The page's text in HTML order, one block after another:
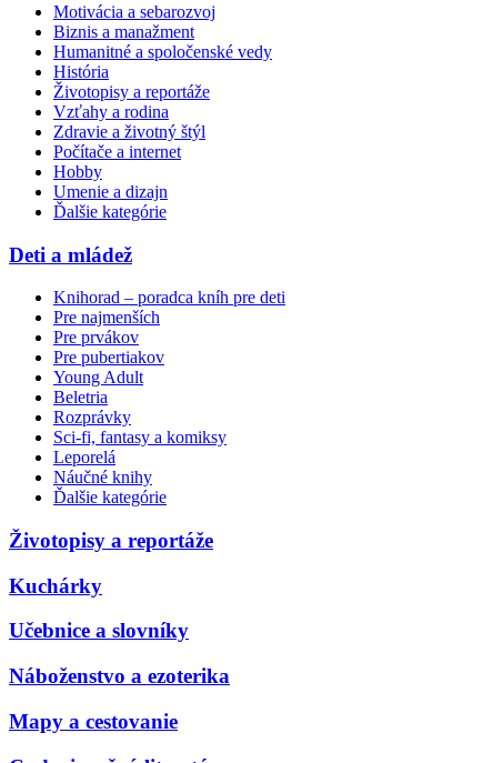
Motivácia a sebarozvoj
Biznis a manažment
Humanitné a spoločenské vedy
História
Životopisy a reportáže
Vzťahy a rodina
Zdravie a životný štýl
Počítače a internet
Hobby
Umenie a dizajn
Ďalšie kategórie
Deti a mládež
Knihorad – poradca kníh pre deti
Pre najmenších
Pre prvákov
Pre pubertiakov
Young Adult
Beletria
Rozprávky
Sci-fi, fantasy a komiksy
Leporelá
Náučné knihy
Ďalšie kategórie
Životopisy a reportáže
Kuchárky
Učebnice a slovníky
Náboženstvo a ezoterika
Mapy a cestovanie